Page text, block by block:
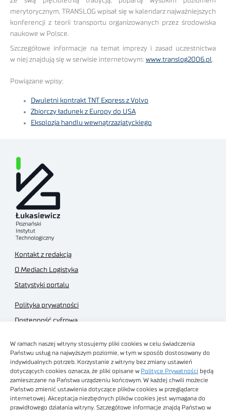
W ramach naszej witryny stosujemy pliki cookies w celu świadczenia
Państwu usług na najwyższym poziomie, w tym w sposób dostosowany do
indywidualnych potrzeb. Korzystanie z witryny bez zmiany ustawień
dotyczących cookies oznacza, że pliki opisane w Polityce Prywatności będą
zamieszczane na Państwa urządzeniu końcowym. W każdej chwili możecie
Państwo zmienić ustawienia dotyczące plików cookies w przeglądarce
internetowej. Akceptacja niezbędnych plików cookies jest wymagana do
prawidłowego działania witryny. Szczegółowe informacje znajdą Państwo w
merytorycznym, TRANSLOG wpisał się w kalendarz najważniejszych
konferencji z teorii transportu organizowanych przez środowiska
naukowe w Polsce.
Szczegółowe informacje na temat imprezy i zasad uczestnictwa
w niej znajdują się w serwisie internetowym: www.translog2006.pl.
Powiązane wpisy:
Dwuletni kontrakt TNT Express z Volvo
Zbiorczy ładunek z Europy do USA
Eksplozja handlu wewnątrzazjatyckiego
Kontakt z redakcją
O Mediach Logistyka
Statystyki portalu
Polityka prywatności
Dostępność cyfrowa
Regulamin sklepu
Obrazy stockowe